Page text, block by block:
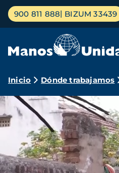
Pasar
contenido
Menú
principal
900 811 888 BIZUM 33439
Ruta
de
navegación
Inicio Dónde trabajamos
Archivo
de
vídeo
Proyectos
de
Manos